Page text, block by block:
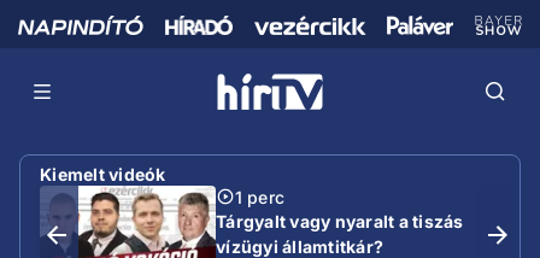
Kiemelt videók
1 perc
Tárgyalt vagy nyaralt a tiszás
vízügyi államtitkár?